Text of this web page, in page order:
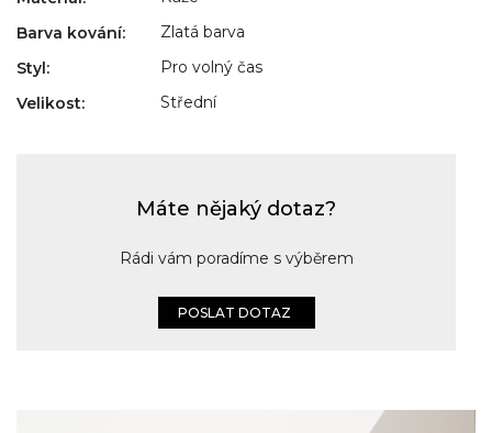
Barva kování:
Zlatá barva
Styl:
Pro volný čas
Velikost: Střední
Máte nějaký dotaz?
Rádi vám poradíme s výběrem
POSLAT DOTAZ